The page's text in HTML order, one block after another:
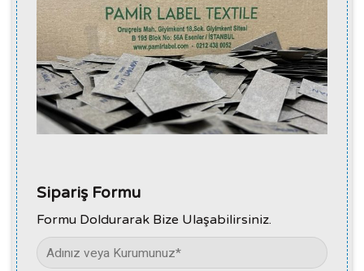
Sipariş Formu
Formu Doldurarak Bize Ulaşabilirsiniz.